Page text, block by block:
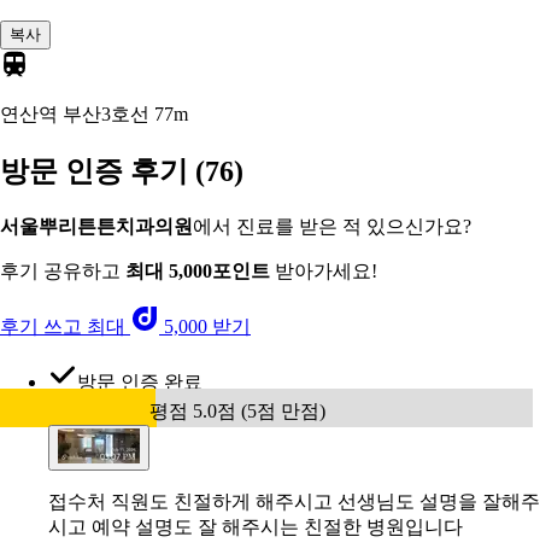
복사
연산역 부산3호선 77m
방문 인증 후기 (76)
서울뿌리튼튼치과의원 에서 진료를 받은 적 있으신가요?
후기 공유하고 최대 5,000포인트 받아가세요!
후기 쓰고 최대 5,000 받기
방문 인증 완료
평점 5.0점 (5점 만점)
접수처 직원도 친절하게 해주시고 선생님도 설명을 잘해주
시고 예약 설명도 잘 해주시는 친절한 병원입니다